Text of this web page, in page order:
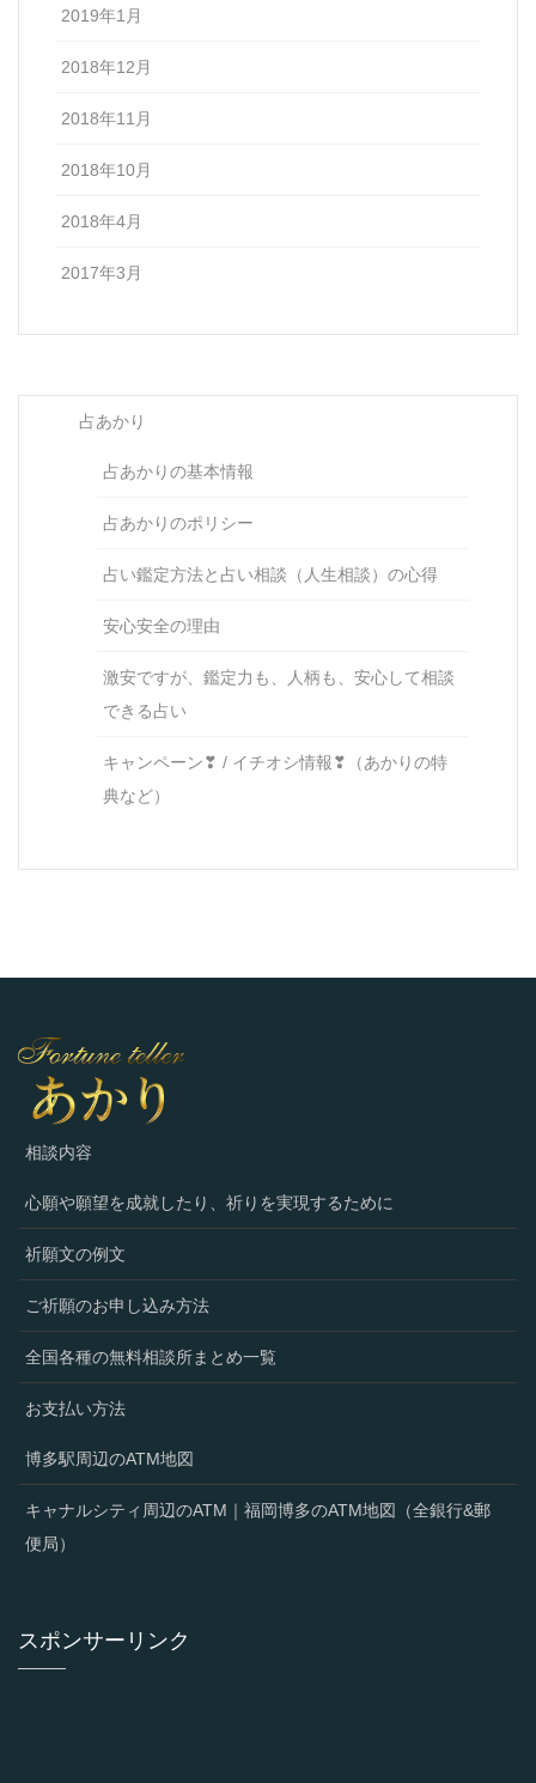
2019年1月
2018年12月
2018年11月
2018年10月
2018年4月
2017年3月
占あかり
占あかりの基本情報
占あかりのポリシー
占い鑑定方法と占い相談（人生相談）の心得
安心安全の理由
激安ですが、鑑定力も、人柄も、安心して相談
できる占い
キャンペーン❣ / イチオシ情報❣（あかりの特
典など）
相談内容
心願や願望を成就したり、祈りを実現するために
祈願文の例文
ご祈願のお申し込み方法
全国各種の無料相談所まとめ一覧
お支払い方法
博多駅周辺のATM地図
キャナルシティ周辺のATM｜福岡博多のATM地図（全銀行&郵
便局）
スポンサーリンク